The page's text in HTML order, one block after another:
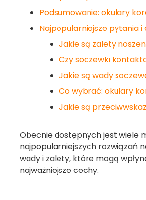
Podsumowanie: okulary
Najpopularniejsze pytania i
Jakie są zalety
Czy soczewki
Jakie są wady
Co wybrać: okulary
Jakie są
Obecnie dostępnych jest wiele
najpopularniejszych rozwiązań
wady i zalety, które mogą
najważniejsze cechy.